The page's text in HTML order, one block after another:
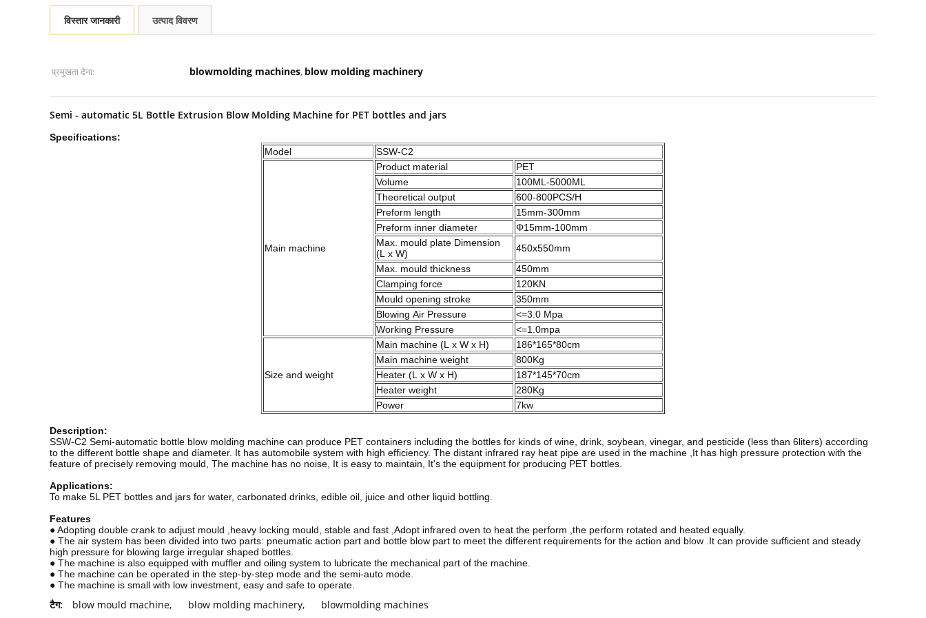
विस्तार जानकारी उत्पाद विवरण
प्रमुखता देना: blowmolding machines, blow molding machinery
Semi - automatic 5L Bottle Extrusion Blow Molding Machine for PET bottles and jars
Specifications:
Model
SSW-C2
Main machine
Product material
PET
Volume
100ML-5000ML
Theoretical output
600-800PCS/H
Preform length
15mm-300mm
Preform inner diameter
Φ15mm-100mm
Max. mould plate Dimension
(L x W)
450x550mm
Max. mould thickness
450mm
Clamping force
120KN
Mould opening stroke
350mm
Blowing Air Pressure
<=3.0 Mpa
Working Pressure
<=1.0mpa
Size and weight
Main machine (L x W x H)
186*165*80cm
Main machine weight
800Kg
Heater (L x W x H)
187*145*70cm
Heater weight
280Kg
Power
7kw
Description:
SSW-C2 Semi-automatic bottle blow molding machine can produce PET containers including the bottles for kinds of wine, drink, soybean, vinegar, and pesticide (less than 6liters) according
to the different bottle shape and diameter. It has automobile system with high efficiency. The distant infrared ray heat pipe are used in the machine ,It has high pressure protection with the
feature of precisely removing mould, The machine has no noise, It is easy to maintain, It's the equipment for producing PET bottles.
Applications:
To make 5L PET bottles and jars for water, carbonated drinks, edible oil, juice and other liquid bottling.
Features
● Adopting double crank to adjust mould ,heavy locking mould, stable and fast ,Adopt infrared oven to heat the perform ,the perform rotated and heated equally.
● The air system has been divided into two parts: pneumatic action part and bottle blow part to meet the different requirements for the action and blow .It can provide sufficient and steady
high pressure for blowing large irregular shaped bottles.
● The machine is also equipped with muffler and oiling system to lubricate the mechanical part of the machine.
● The machine can be operated in the step-by-step mode and the semi-auto mode.
● The machine is small with low investment, easy and safe to operate.
टैग: blow mould machine, blow molding machinery, blowmolding machines